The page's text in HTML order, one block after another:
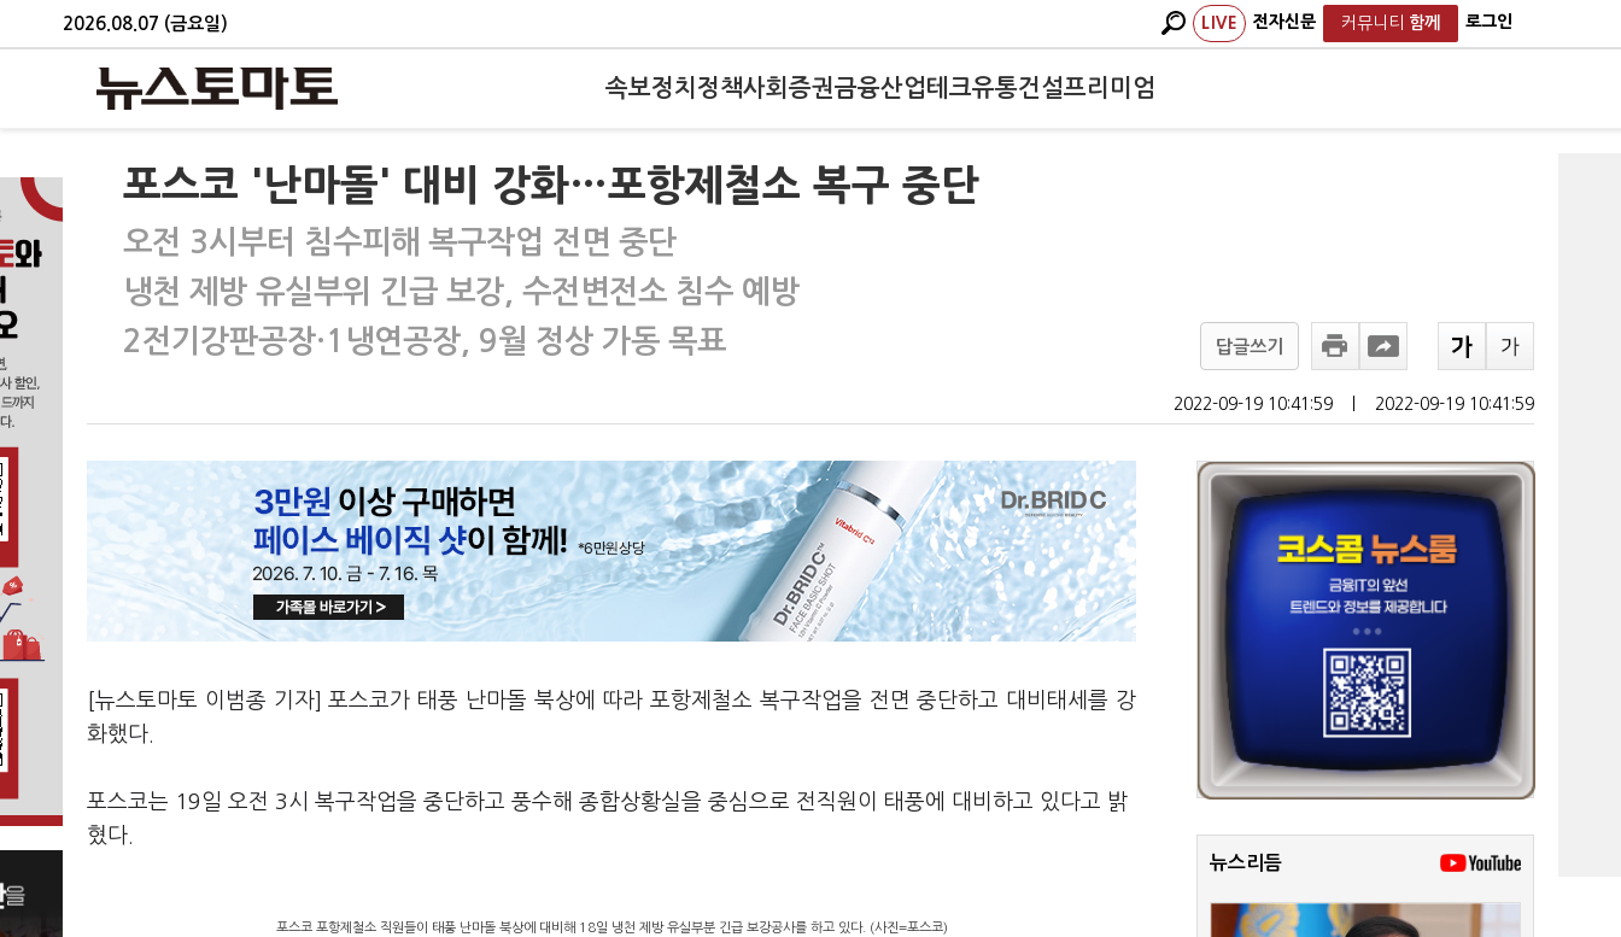
2026.08.07 (금요일) LIVE 전자신문 커뮤니티 함께 로그인
속보정치 정책사회 증권금융산업테크유통건설프리미엄
포스코 '난마돌' 대비 강화…포항제철소 복구 중단
오전 3시부터 침수피해 복구작업 전면 중단
냉천 제방 유실부위 긴급 보강, 수전변전소 침수 예방
2전기강판공장·1냉연공장, 9월 정상 가동 목표
답글쓰기
2022-09-19 10:41:59 2022-09-19 10:41:59
[뉴스토마토 이범종 기자] 포스코가 태풍 난마돌 북상에 따라 포항제철소 복구작업을 전면 중단하고 대비태세를 강
화했다.
포스코는 19일 오전 3시 복구작업을 중단하고 풍수해 종합상황실을 중심으로 전직원이 태풍에 대비하고 있다고 밝
혔다.
포스코 포항제철소 직원들이 태풍 난마돌 북상에 대비해 18일 냉천 제방 유실부분 긴급 보강공사를 하고 있다. (사진=포스코)
뉴스리듬